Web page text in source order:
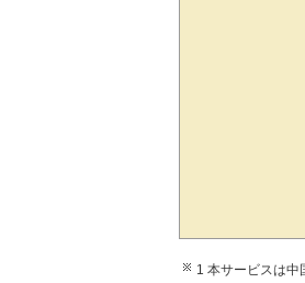
1 本サービスは中